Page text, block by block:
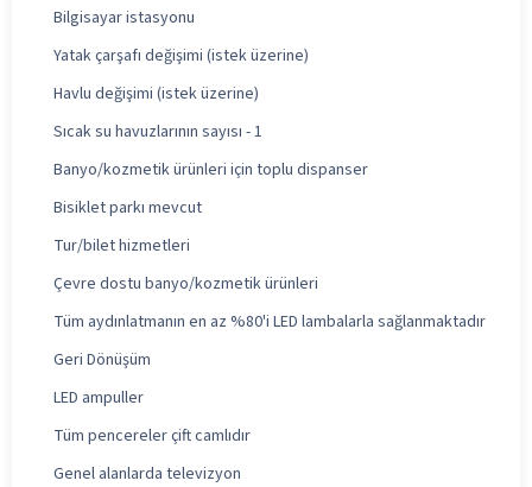
Bilgisayar istasyonu
Yatak çarşafı değişimi (istek üzerine)
Havlu değişimi (istek üzerine)
Sıcak su havuzlarının sayısı - 1
Banyo/kozmetik ürünleri için toplu dispanser
Bisiklet parkı mevcut
Tur/bilet hizmetleri
Çevre dostu banyo/kozmetik ürünleri
Tüm aydınlatmanın en az %80'i LED lambalarla sağlanmaktadır
Geri Dönüşüm
LED ampuller
Tüm pencereler çift camlıdır
Genel alanlarda televizyon